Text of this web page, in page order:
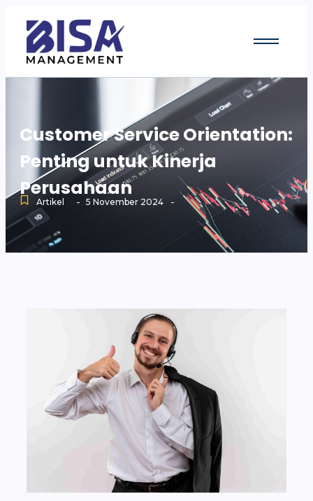
Customer Service Orientation:
Penting untuk Kinerja
Perusahaan
Artikel - 5 November 2024 -